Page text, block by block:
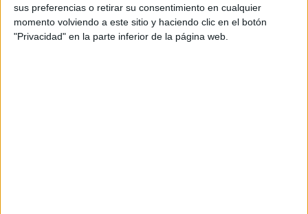
sus preferencias o retirar su consentimiento en cualquier
momento volviendo a este sitio y haciendo clic en el botón
"Privacidad" en la parte inferior de la página web.